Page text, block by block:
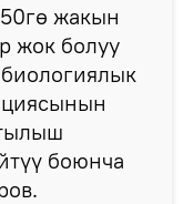
жакын
жок болуу
боюнча